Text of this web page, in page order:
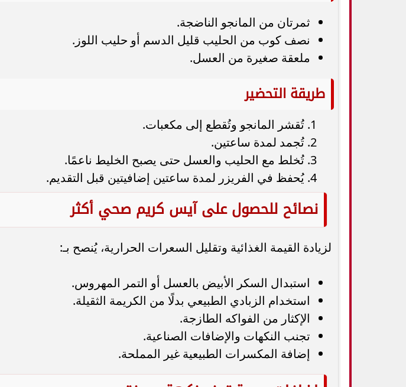
ثمرتان من المانجو الناضجة.
نصف كوب من الحليب قليل الدسم أو حليب اللوز.
ملعقة صغيرة من العسل.
طريقة التحضير
تُقشر المانجو وتُقطع إلى مكعبات.
تُجمد لمدة ساعتين.
تُخلط مع الحليب والعسل حتى يصبح الخليط ناعمًا.
يُحفظ في الفريزر لمدة ساعتين إضافيتين قبل التقديم.
نصائح للحصول على آيس كريم صحي أكثر
لزيادة القيمة الغذائية وتقليل السعرات الحرارية، يُنصح بـ:
استبدال السكر الأبيض بالعسل أو التمر المهروس.
استخدام الزبادي الطبيعي بدلًا من الكريمة الثقيلة.
الإكثار من الفواكه الطازجة.
تجنب النكهات والإضافات الصناعية.
إضافة المكسرات الطبيعية غير المملحة.